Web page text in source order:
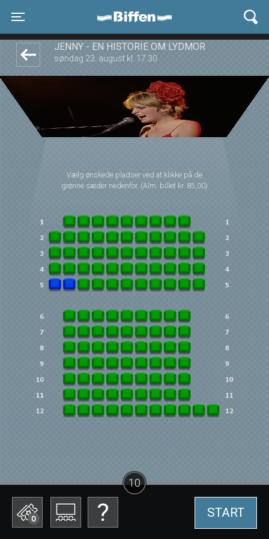
Biffen Odder
JENNY - EN HISTORIE OM LYDMOR
søndag 23. august kl. 17:30
Vælg ønskede pladser ved at klikke på de
grønne sæder nedenfor. (Alm. billet kr. 85,00)
0 START
10
front03-cc 032317